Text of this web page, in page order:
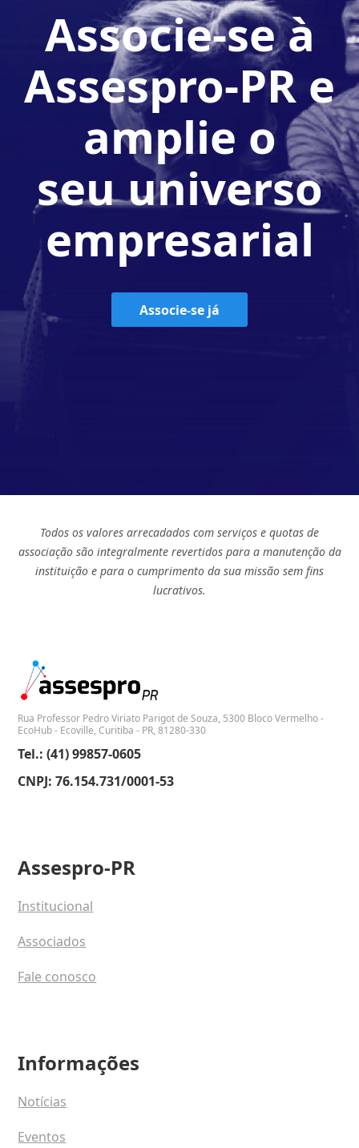
Associe-se à
Assespro-PR e
amplie o
seu universo
empresarial
Associe-se já
Todos os valores arrecadados com serviços e quotas de
associação são integralmente revertidos para a manutenção da
instituição e para o cumprimento da sua missão sem fins
lucrativos.
Rua Professor Pedro Viriato Parigot de Souza, 5300 Bloco Vermelho -
EcoHub - Ecoville, Curitiba - PR, 81280-330
Tel.: (41) 99857-0605
CNPJ: 76.154.731/0001-53
Assespro-PR
Institucional
Associados
Fale conosco
Informações
Notícias
Eventos